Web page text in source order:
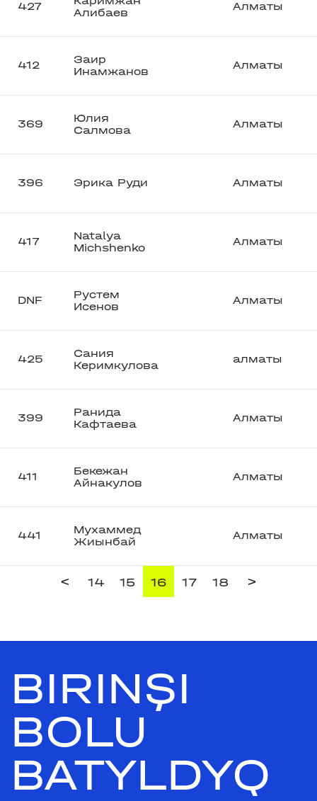
427
Алибаев
Алматы
412
Заир
Инамжанов
Алматы
369
Юлия
Салмова
Алматы
396 Эрика Руди Алматы
417
Natalya
Michshenko
Алматы
DNF
Рустем
Исенов
Алматы
425
Сания
Керимкулова
алматы
399
Ранида
Кафтаева
Алматы
411
Бекежан
Айнакулов
Алматы
441
Мухаммед
Жиынбай
Алматы
< 14 15 16 17 18 >
BIRINŞI
BOLU
BATYLDYQ